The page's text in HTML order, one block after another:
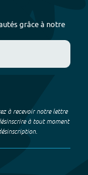
grâce à notre
à recevoir notre lettre
à tout moment